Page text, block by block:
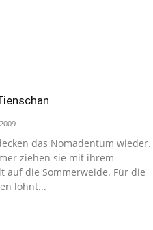
das Nomadentum wieder.
ziehen sie mit ihrem
auf die Sommerweide. Für die
lohnt...